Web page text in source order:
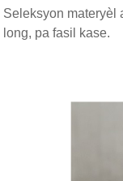
Seleksyon materyèl
long, pa fasil kase.